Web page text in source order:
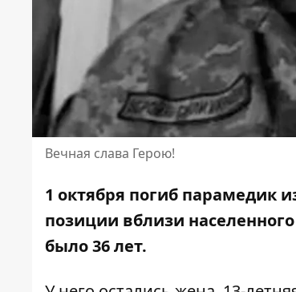
Вечная слава Герою!
1 октября погиб парамедик
позиции вблизи
было 36 лет.